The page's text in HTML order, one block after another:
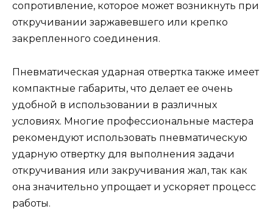
сопротивление, которое может возникнуть при
откручивании заржавевшего или крепко
закрепленного соединения.
Пневматическая ударная отвертка также имеет
компактные габариты, что делает ее очень
удобной в использовании в различных
условиях. Многие профессиональные мастера
рекомендуют использовать пневматическую
ударную отвертку для выполнения задачи
откручивания или закручивания жал, так как
она значительно упрощает и ускоряет процесс
работы.